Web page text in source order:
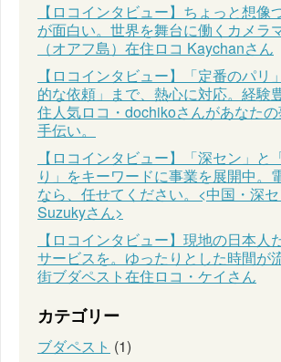
【ロコインタビュー】ちょっと想像
が面白い。世界を舞台に働くカメラ
（オアフ島）在住ロコ Kaychanさん
【ロコインタビュー】「定番のパリ
的な依頼」まで、熱心に対応。経験
住人気ロコ・dochikoさんがあなた
手伝い。
【ロコインタビュー】「深セン」と
り」をキーワードに事業を展開中。
なら、任せてください。<中国・深
Suzukyさん>
【ロコインタビュー】現地の日本人
サービスを。ゆったりとした時間が
街ブダペスト在住ロコ・ケイさん
カテゴリー
ブダペスト (1)